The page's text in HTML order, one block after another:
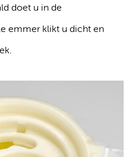
doet u in de
emmer klikt u dicht en